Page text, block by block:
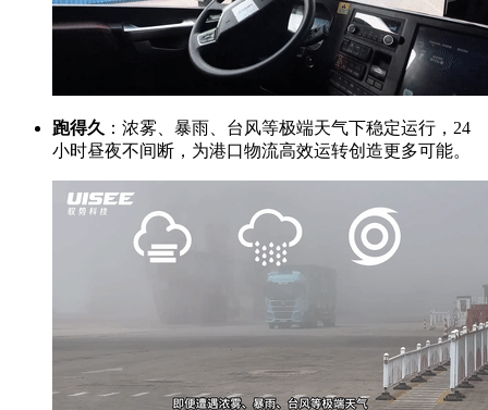
跑得久 ：浓雾、暴雨、台风等极端天气下稳定运行，24
小时昼夜不间断，为港口物流高效运转创造更多可能。